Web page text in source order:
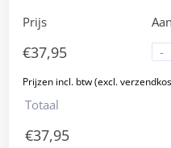
Prijs
€37,95
-
Totaal
€37,95